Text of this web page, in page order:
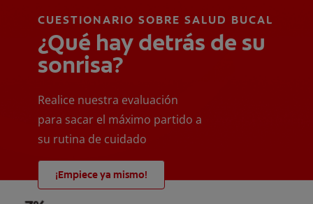
CUESTIONARIO SOBRE SALUD BUCAL
¿Qué hay detrás de su
sonrisa?
Realice nuestra evaluación
para sacar el máximo partido a
su rutina de cuidado
¡Empiece ya mismo!